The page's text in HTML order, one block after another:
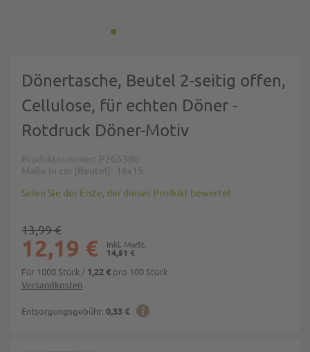
Dönertasche, Beutel 2-seitig offen,
Cellulose, für echten Döner -
Rotdruck Döner-Motiv
Produktnummer P2G5380
Maße in cm (Beutel)
16x15
Seien Sie der Erste, der dieses Produkt bewertet
Versandkosten
Entsorgungsgebühr: 0,33 €
14,51 €
12,19 €
13,99 €
Für 1000 Stück / 1,22 € pro 100 Stück